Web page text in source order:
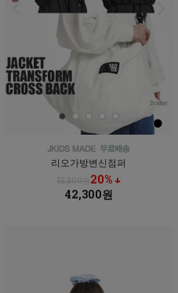
리오가방변신점퍼
52,800원 20% ↓
42,300원